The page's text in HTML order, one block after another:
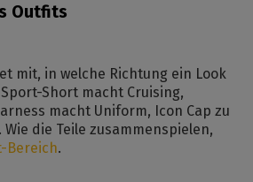
Outfits
mit, in welche Richtung ein Look
Short macht Cruising,
macht Uniform, Icon Cap zu
die Teile zusammenspielen,
Bereich.